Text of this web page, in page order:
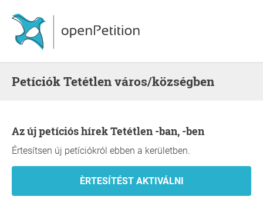
Petíciók Tetétlen város/községben
Az új petíciós hírek Tetétlen -ban, -ben
Értesítsen új petíciókról ebben a kerületben.